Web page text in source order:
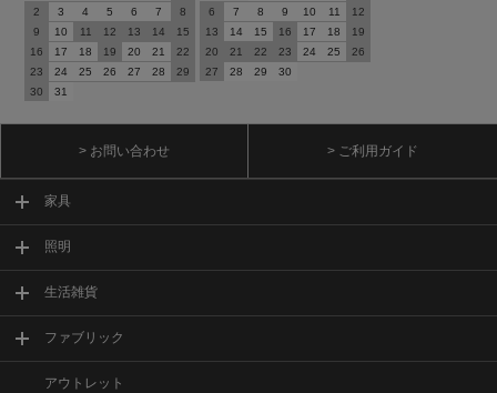
2
3 4 5 6 7
8
9
10 11 12 13 14
15
16
17 18 19 20 21
22
23
24 25 26 27 28
29
30
31
6
7 8 9 10 11
12
13
14 15 16 17 18
19
20
21 22 23 24 25
26
27
28 29 30
> お問い合わせ > ご利用ガイド
家具
照明
生活雑貨
ファブリック
アウトレット